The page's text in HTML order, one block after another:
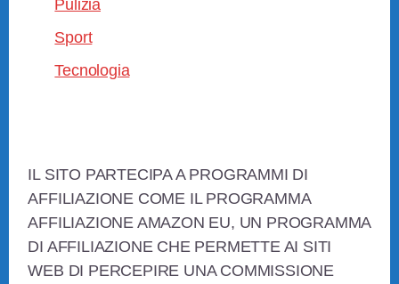
Pulizia
Sport
Tecnologia
IL SITO PARTECIPA A PROGRAMMI DI
AFFILIAZIONE COME IL PROGRAMMA
AFFILIAZIONE AMAZON EU, UN PROGRAMMA
DI AFFILIAZIONE CHE PERMETTE AI SITI
WEB DI PERCEPIRE UNA COMMISSIONE